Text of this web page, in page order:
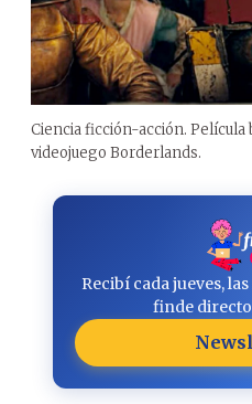
Ciencia ficción-acción. Película
videojuego Borderlands.
Recibí cada jueves,
finde